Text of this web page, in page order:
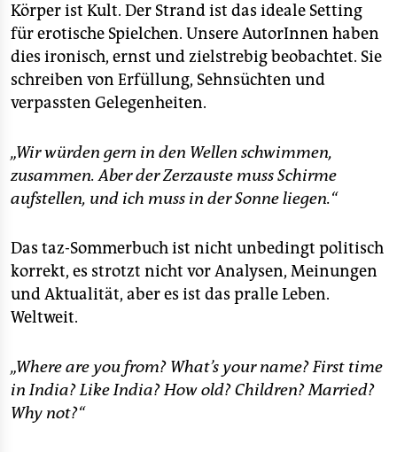
Körper ist Kult. Der Strand ist das ideale Setting
für erotische Spielchen. Unsere AutorInnen haben
dies ironisch, ernst und zielstrebig beobachtet. Sie
schreiben von Erfüllung, Sehnsüchten und
verpassten Gelegenheiten.
„Wir würden gern in den Wellen schwimmen,
zusammen. Aber der Zerzauste muss Schirme
aufstellen, und ich muss in der Sonne liegen.“
Das taz-Sommerbuch ist nicht unbedingt politisch
korrekt, es strotzt nicht vor Analysen, Meinungen
und Aktualität, aber es ist das pralle Leben.
Weltweit.
„Where are you from? What’s your name? First time
in India? Like India? How old? Children? Married?
Why not?“